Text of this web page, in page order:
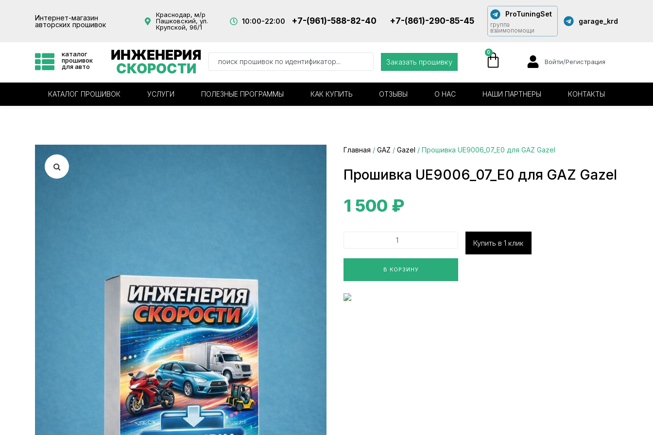
Интернет-магазин
авторских прошивок
Краснодар, м/р
Пашковский, ул.
Крупской, 96/1
10:00-22:00 +7-(961)-588-82-40 +7-(861)-290-85-45
ProTuningSet
группа
взаимопомощи
garage_krd
каталог
прошивок
для авто
ИНЖЕНЕРИЯ
СКОРОСТИ
Заказать прошивку
0
Войти/Регистрация
КАТАЛОГ ПРОШИВОК УСЛУГИ ПОЛЕЗНЫЕ ПРОГРАММЫ КАК КУПИТЬ ОТЗЫВЫ О НАС НАШИ ПАРТНЕРЫ КОНТАКТЫ
Главная / GAZ / Gazel / Прошивка UE9006_07_E0 для GAZ Gazel
Прошивка UE9006_07_E0 для GAZ Gazel
1 500 ₽
В КОРЗИНУ
Купить в 1 клик